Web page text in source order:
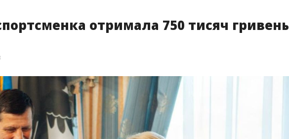
отримала 750 тисяч гривень